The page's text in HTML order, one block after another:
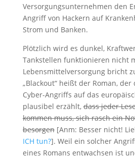
Versorgungsunternehmen den
Angriff von Hackern auf
Strom und Banken.
Plötzlich wird es dunkel,
Tankstellen funktionieren nicht
Lebensmittelversorgung bricht
„Blackout“ heißt der Roman,
Cyber-Angriffs auf das
plausibel erzählt,dass jeder
kommen muss, sich rasch ein
besorgen[Anm: Besser nicht!
ICH tun?]. Weil ein solcher
eines Romans entwachsen ist